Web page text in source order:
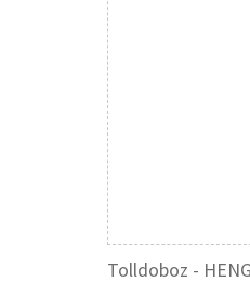
Tolldoboz -